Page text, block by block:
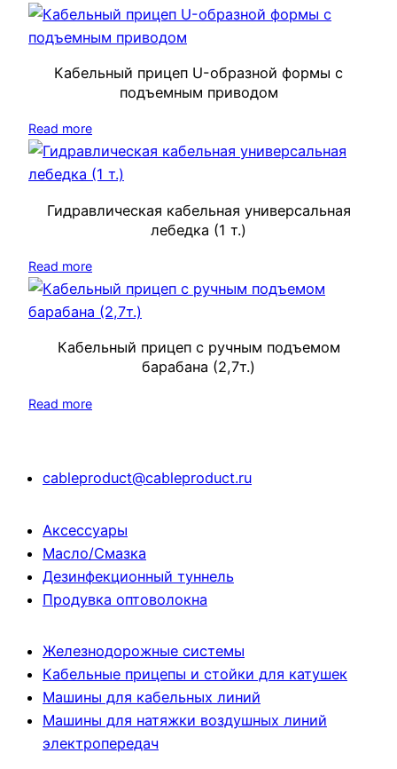
Кабельный прицеп U-образной формы с
подъемным приводом
Read more
Гидравлическая кабельная универсальная
лебедка (1 т.)
Read more
Кабельный прицеп с ручным подъемом
барабана (2,7т.)
Read more
cableproduct@cableproduct.ru
Аксессуары
Масло/Смазка
Дезинфекционный туннель
Продувка оптоволокна
Железнодорожные системы
Кабельные прицепы и стойки для катушек
Машины для кабельных линий
Машины для натяжки воздушных линий
электропередач